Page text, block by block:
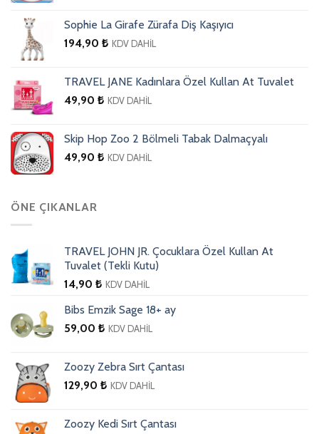
Sophie La Girafe Zürafa Diş Kaşıyıcı
194,90 ₺ KDV DAHİL
TRAVEL JANE Kadınlara Özel Kullan At Tuvalet
49,90 ₺ KDV DAHİL
Skip Hop Zoo 2 Bölmeli Tabak Dalmaçyalı
49,90 ₺ KDV DAHİL
ÖNE ÇIKANLAR
TRAVEL JOHN JR. Çocuklara Özel Kullan At
Tuvalet (Tekli Kutu)
14,90 ₺ KDV DAHİL
Bibs Emzik Sage 18+ ay
59,00 ₺ KDV DAHİL
Zoozy Zebra Sırt Çantası
129,90 ₺ KDV DAHİL
Zoozy Kedi Sırt Çantası